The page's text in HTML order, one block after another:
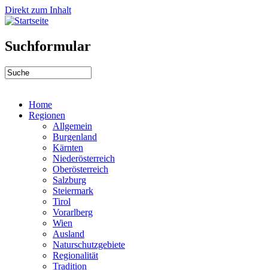
Direkt zum Inhalt
Suchformular
Home
Regionen
Allgemein
Burgenland
Kärnten
Niederösterreich
Oberösterreich
Salzburg
Steiermark
Tirol
Vorarlberg
Wien
Ausland
Naturschutzgebiete
Regionalität
Tradition